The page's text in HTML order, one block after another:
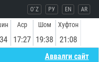
O`Z РУ EN AR
Аср
17:27
Шом
19:38
Хуфтон
21:08
Aввалги сайт